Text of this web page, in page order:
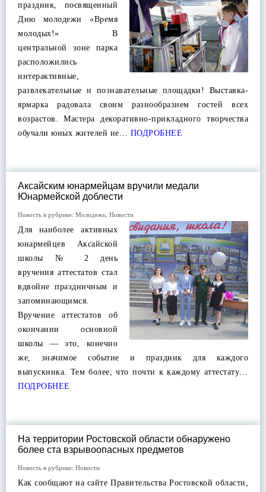
праздник, посвященный
Дню молодежи «Время
молодых!» В
центральной зоне парка
расположились
интерактивные,
развлекательные и познавательные площадки! Выставка-
ярмарка радовала своим разнообразием гостей всех
возрастов. Мастера декоративно-прикладного творчества
обучали юных жителей не… ПОДРОБНЕЕ
Аксайским юнармейцам вручили медали
Юнармейской доблести
Новость в рубрике: Молодежь Новости
Для наиболее активных
юнармейцев Аксайской
школы № 2 день
вручения аттестатов стал
вдвойне праздничным и
запоминающимся.
Вручение аттестатов об
окончании основной
школы — это, конечно
же, значимое событие и праздник для каждого
выпускника. Тем более, что почти к каждому аттестату…
ПОДРОБНЕЕ
На территории Ростовской области обнаружено
более ста взрывоопасных предметов
Новость в рубрике: Новости
Как сообщают на сайте Правительства Ростовской области,